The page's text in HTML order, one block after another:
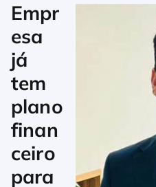
Empr
esa
já
tem
plano
finan
ceiro
para